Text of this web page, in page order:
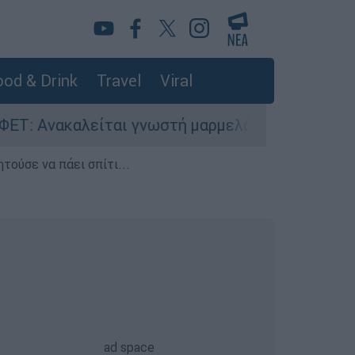
& Drink Travel Viral
γνωστή μαρμελάδα - Κίνδυνος
να πάει σπίτι...